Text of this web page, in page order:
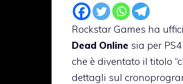
Rockstar Games ha
Dead Online sia per
che è diventato il titolo
dettagli sul